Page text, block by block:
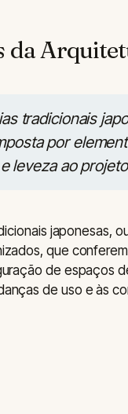
da
tradicionais
por
leveza ao
japonesas,
que
de espaços
de uso e às